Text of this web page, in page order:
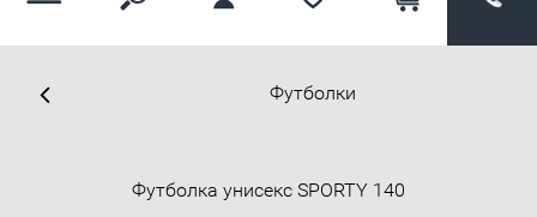
Футболки
Футболка унисекс SPORTY 140